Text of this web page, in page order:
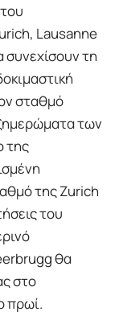
Lausanne
συνεχίσουν τη
σταθμό
των
της
της Zurich
του
θα
στο
πρωί.